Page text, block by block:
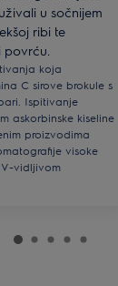
u sočnijem
ribi te
povrću.
koja
C sirove brokule s
Ispitivanje
askorbinske kiseline
proizvodima
visoke
vidljivom